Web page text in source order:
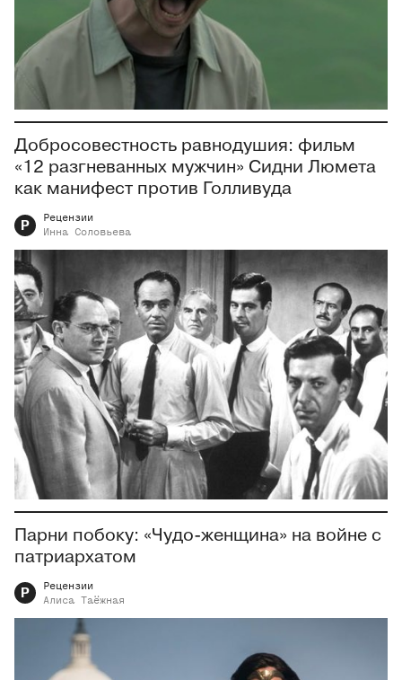
Добросовестность равнодушия: фильм
«12 разгневанных мужчин» Сидни Люмета
как манифест против Голливуда
Р
Рецензии
Инна
Соловьева
Парни побоку: «Чудо-женщина» на войне с
патриархатом
Р
Рецензии
Алиса Таёжная